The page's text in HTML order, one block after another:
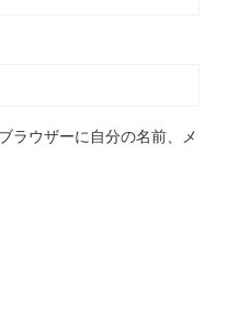
ラウザーに自分の名前、メ